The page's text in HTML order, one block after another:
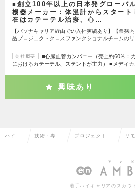
■創立100年以上の日本発グローバ
機器メーカー：体温計からスタート
在はカテーテル治療、心…
【パソナキャリア経由での入社実績あり】【業務
品プロジェクトクロスファンクショナルチームのリ
会社概要
■心臓血管カンパニー（売上約60％：
におけるカテーテル、ステントが主力） ■メディ
興味あり
ハイク 技術・専門 プロジェクトマ
ディカル）
リ
転
若手ハイキャリアのスカウ